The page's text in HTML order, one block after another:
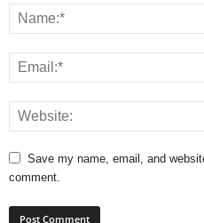
Save my name, email, and
comment.